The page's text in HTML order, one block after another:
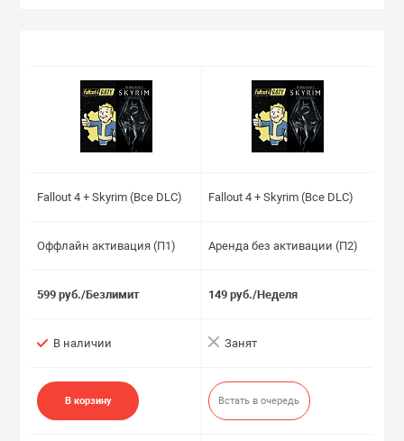
Fallout 4 + Skyrim (Все DLC)
Оффлайн активация (П1)
599 руб./Безлимит
В наличии
В корзину
Fallout 4 + Skyrim (Все DLC)
Аренда без активации (П2)
149 руб./Неделя
Занят
Встать в очередь